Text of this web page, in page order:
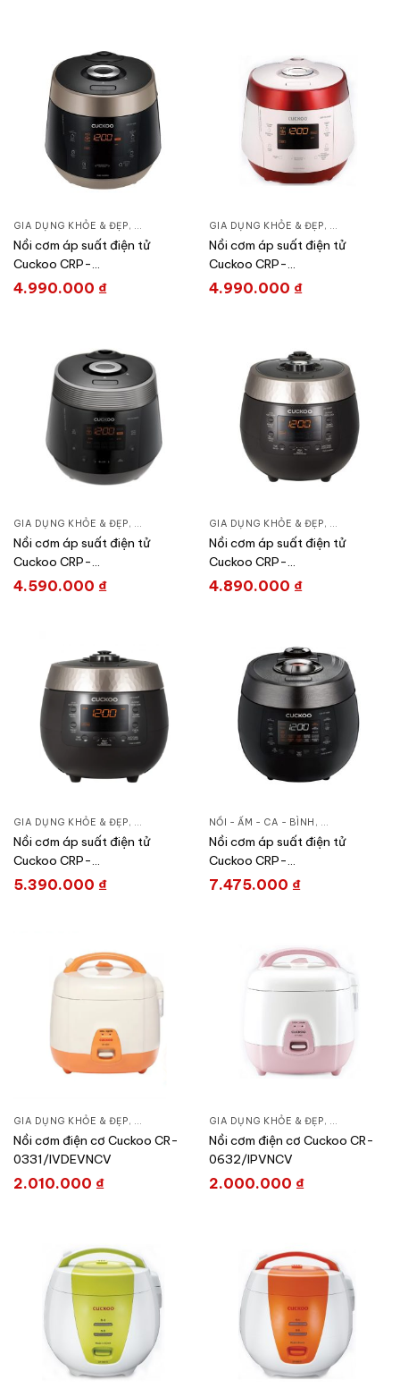
GIA DỤNG KHỎE & ĐẸP, NỒI - ẤM - CA - BÌNH, NỒI CƠM ĐIỆN
Nồi cơm áp suất điện tử
Cuckoo CRP-
PK1000S/BKCGVNCV
4.990.000 ₫
GIA DỤNG KHỎE & ĐẸP, NỒI - ẤM -
Nồi cơm áp suất điện tử
Cuckoo CRP-
PK1000S/P2RDVNCV
4.990.000 ₫
GIA DỤNG KHỎE & ĐẸP, NỒI - ẤM - CA - BÌNH, NỒI CƠM ĐIỆN
Nồi cơm áp suất điện tử
Cuckoo CRP-
PWV1008F/BKDSCRVNCV
4.590.000 ₫
GIA DỤNG KHỎE & ĐẸP, NỒI - ẤM -
Nồi cơm áp suất điện tử
Cuckoo CRP-
R0600F/BKGBCRVNCV
4.890.000 ₫
GIA DỤNG KHỎE & ĐẸP, NỒI - ẤM - CA - BÌNH,NỒI CƠM ĐIỆN
Nồi cơm áp suất điện tử
Cuckoo CRP-
R1000F/BKGBCRVNCV
5.390.000 ₫
NỒI - ẤM - CA - BÌNH , GIA DỤNG
Nồi cơm áp suất điện tử
Cuckoo CRP-
RT1008F/BKTSVNCV
7.475.000 ₫
GIA DỤNG KHỎE & ĐẸP, NỒI - ẤM - CA - BÌNH, NỒI CƠM ĐIỆN
Nồi cơm điện cơ Cuckoo CR-
0331/IVDEVNCV
2.010.000 ₫
GIA DỤNG KHỎE & ĐẸP, NỒI - ẤM -
Nồi cơm điện cơ Cuckoo CR-
0632/IPVNCV
2.000.000 ₫